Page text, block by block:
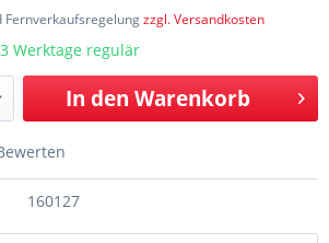
Fernverkaufsregelungzzgl. Versandkosten
Werktage regulär
In den Warenkorb
160127